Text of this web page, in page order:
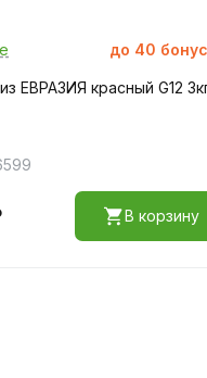
до 40
ЕВРАЗИЯ красный G12
В корзину